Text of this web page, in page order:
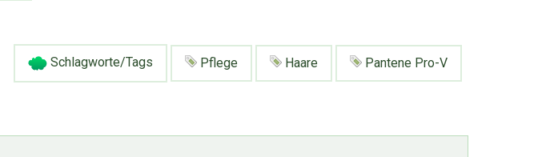
Schlagworte/Tags Pflege Haare Pantene Pro-V